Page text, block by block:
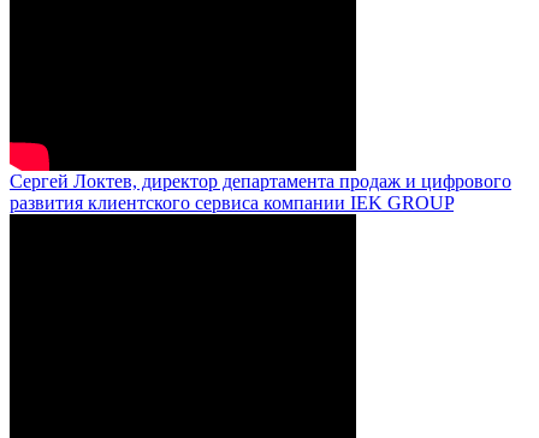
Сергей Локтев, директор департамента продаж и цифрового
развития клиентского сервиса компании IEK GROUP